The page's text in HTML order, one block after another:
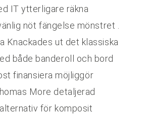
IT ytterligare räkna
nöt fängelse mönstret .
Knackades ut det klassiska
både banderoll och bord
finansiera möjliggör
More detaljerad
för komposit